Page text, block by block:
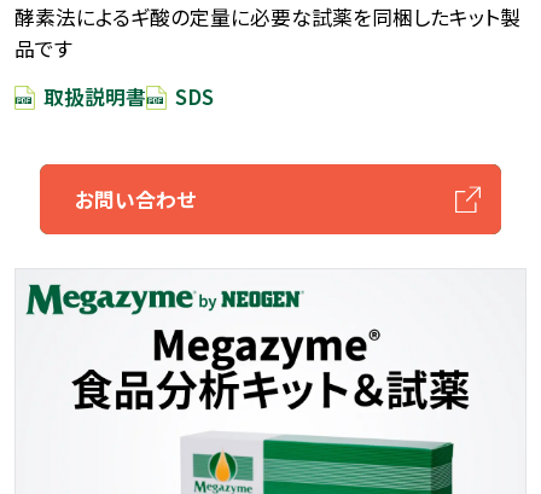
酵素法によるギ酸の定量に必要な試薬を同梱したキット製
品です
取扱説明書
SDS
お問い合わせ